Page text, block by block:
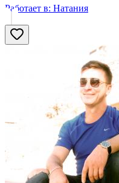
Работает в: Натания